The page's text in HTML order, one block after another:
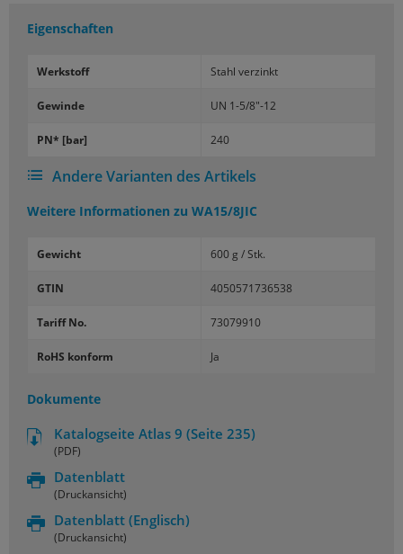
Eigenschaften
Werk­stoff Stahl ver­zinkt
Ge­win­de UN 1-5/8"-12
PN* [bar] 240
Andere Varianten des Artikels
Weitere Informationen zu WA15/8JIC
Gewicht 600 g / Stk.
GTIN 4050571736538
Tariff No. 73079910
RoHS konform Ja
Dokumente
Katalogseite Atlas 9 (Seite 235)
(PDF)
Datenblatt
(Druckansicht)
Datenblatt (Englisch)
(Druckansicht)